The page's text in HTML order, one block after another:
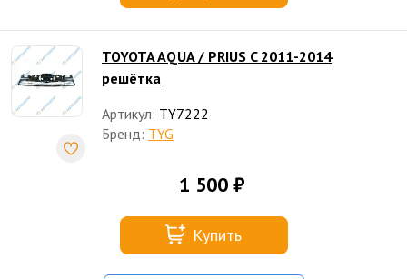
TOYOTA AQUA / PRIUS C 2011-2014
решётка
Артикул: TY7222
Бренд: TYG
1 500 ₽
Купить